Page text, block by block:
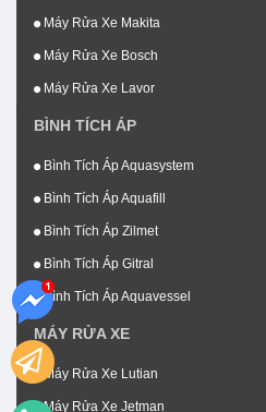
Máy Rửa Xe Makita
Máy Rửa Xe Bosch
Máy Rửa Xe Lavor
BÌNH TÍCH ÁP
Bình Tích Áp Aquasystem
Bình Tích Áp Aquafill
Bình Tích Áp Zilmet
Bình Tích Áp Gitral
Bình Tích Áp Aquavessel
MÁY RỬA XE
Máy Rửa Xe Lutian
Máy Rửa Xe Jetman